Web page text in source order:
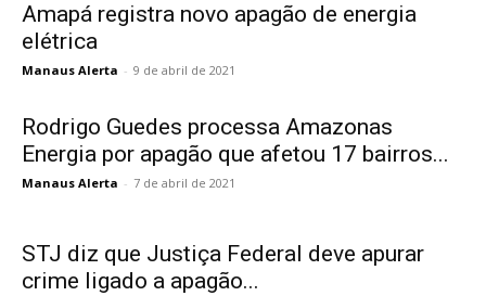
Amapá registra novo apagão de energia
elétrica
Manaus Alerta - 9 de abril de 2021
Rodrigo Guedes processa Amazonas
Energia por apagão que afetou 17 bairros...
Manaus Alerta - 7 de abril de 2021
STJ diz que Justiça Federal deve apurar
crime ligado a apagão...